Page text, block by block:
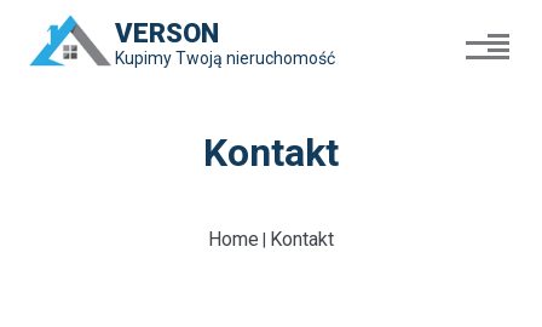
VERSON
Kupimy Twoją nieruchomość
Kontakt
Home Kontakt